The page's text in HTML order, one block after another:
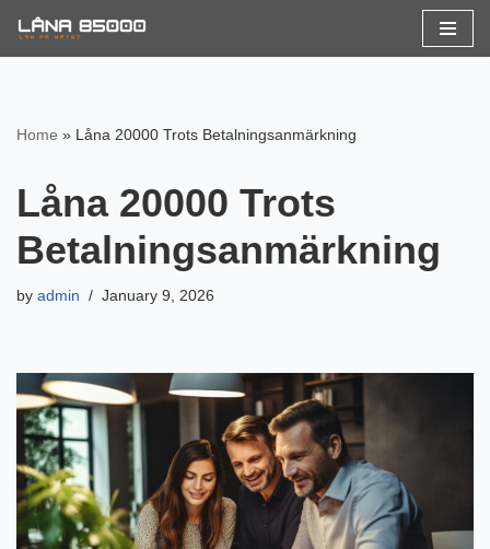
Skip
Home » Låna 20000 Trots Betalningsanmärkning
Låna 20000 Trots
Betalningsanmärkning
by admin January 9, 2026